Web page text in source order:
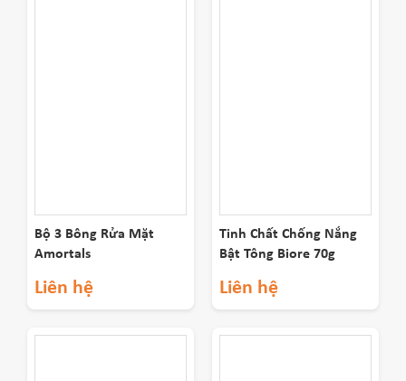
Bộ 3 Bông Rửa Mặt
Amortals
Liên hệ
Tinh Chất Chống Nắng
Bật Tông Biore 70g
Liên hệ